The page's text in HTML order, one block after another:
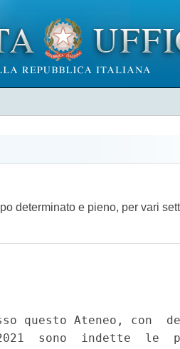
determinato e pieno, per vari